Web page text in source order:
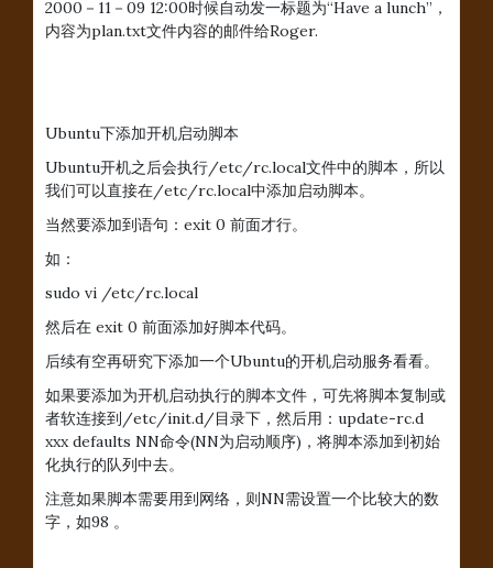
2000－11－09 12:00时候自动发一标题为“Have a lunch”，
内容为plan.txt文件内容的邮件给Roger.
Ubuntu下添加开机启动脚本
Ubuntu开机之后会执行/etc/rc.local文件中的脚本，所以
我们可以直接在/etc/rc.local中添加启动脚本。
当然要添加到语句：exit 0 前面才行。
如：
sudo vi /etc/rc.local
然后在 exit 0 前面添加好脚本代码。
后续有空再研究下添加一个Ubuntu的开机启动服务看看。
如果要添加为开机启动执行的脚本文件，可先将脚本复制或
者软连接到/etc/init.d/目录下，然后用：update-rc.d
xxx defaults NN命令(NN为启动顺序)，将脚本添加到初始
化执行的队列中去。
注意如果脚本需要用到网络，则NN需设置一个比较大的数
字，如98 。